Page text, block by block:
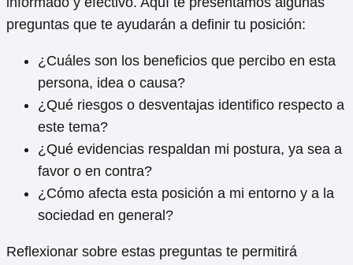
preguntas que te ayudarán a definir tu posición:
¿Cuáles son los beneficios que percibo en esta
persona, idea o causa?
¿Qué riesgos o desventajas identifico respecto a
este tema?
¿Qué evidencias respaldan mi postura, ya sea a
favor o en contra?
¿Cómo afecta esta posición a mi entorno y a la
sociedad en general?
Reflexionar sobre estas preguntas te permitirá